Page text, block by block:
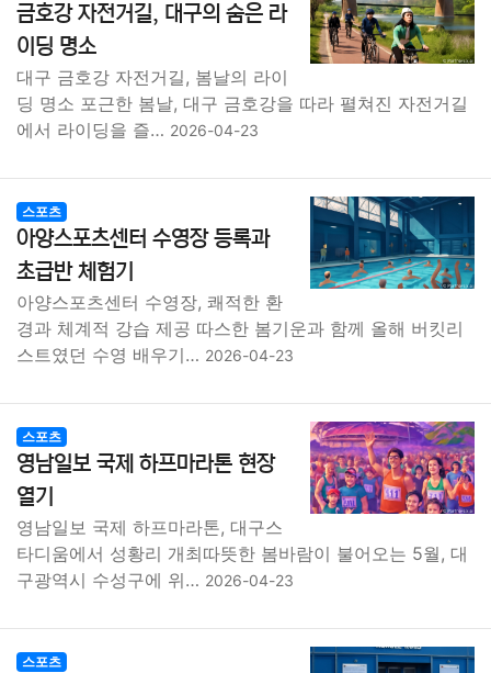
금호강 자전거길, 대구의 숨은 라
이딩 명소
대구 금호강 자전거길, 봄날의 라이
딩 명소 포근한 봄날, 대구 금호강을 따라 펼쳐진 자전거길
에서 라이딩을 즐… 2026-04-23
스포츠
아양스포츠센터 수영장 등록과
초급반 체험기
아양스포츠센터 수영장, 쾌적한 환
경과 체계적 강습 제공 따스한 봄기운과 함께 올해 버킷리
스트였던 수영 배우기… 2026-04-23
스포츠
영남일보 국제 하프마라톤 현장
열기
영남일보 국제 하프마라톤, 대구스
타디움에서 성황리 개최따뜻한 봄바람이 불어오는 5월, 대
구광역시 수성구에 위… 2026-04-23
스포츠